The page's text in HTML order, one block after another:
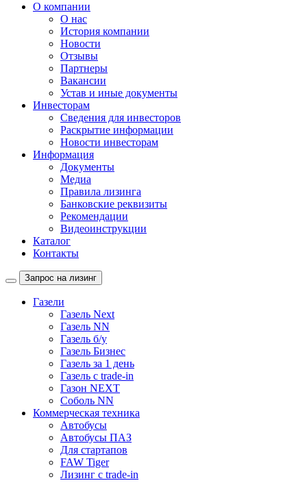
О компании
О нас
История компании
Новости
Отзывы
Партнеры
Вакансии
Устав и иные документы
Инвесторам
Сведения для инвесторов
Раскрытие информации
Новости инвесторам
Информация
Документы
Медиа
Правила лизинга
Банковские реквизиты
Рекомендации
Видеоинструкции
Каталог
Контакты
Запрос на лизинг
Газели
Газель Next
Газель NN
Газель б/у
Газель Бизнес
Газель за 1 день
Газель с trade-in
Газон NEXT
Соболь NN
Коммерческая техника
Автобусы
Автобусы ПАЗ
Для стартапов
FAW Tiger
Лизинг с trade-in